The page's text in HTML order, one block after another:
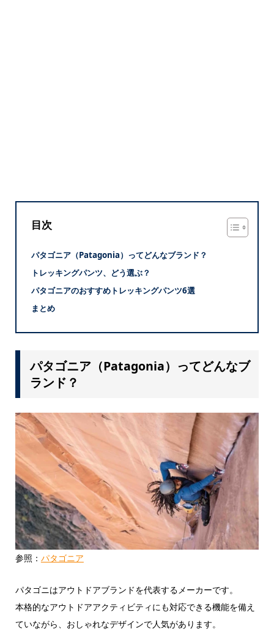
目次
パタゴニア（Patagonia）ってどんなブランド？
トレッキングパンツ、どう選ぶ？
パタゴニアのおすすめトレッキングパンツ6選
まとめ
パタゴニア（Patagonia）ってどんなブ
ランド？
参照： パタゴニア
パタゴニはアウトドアブランドを代表するメーカーです。
本格的なアウトドアアクティビティにも対応できる機能を備え
ていながら、おしゃれなデザインで人気があります。